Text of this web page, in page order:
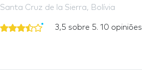
Santa Cruz de la Sierra, Bolívia
3,5 sobre 5. 10 opiniões